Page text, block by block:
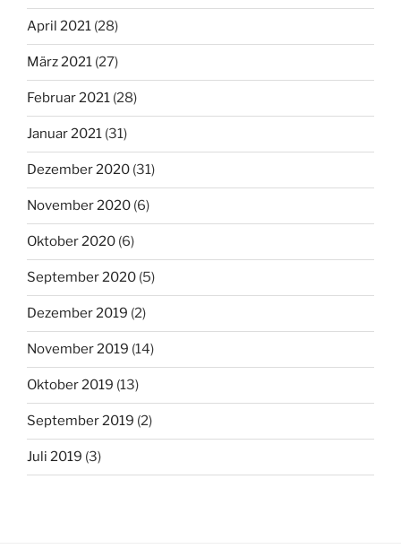
April 2021 (28)
März 2021 (27)
Februar 2021 (28)
Januar 2021 (31)
Dezember 2020 (31)
November 2020 (6)
Oktober 2020 (6)
September 2020 (5)
Dezember 2019 (2)
November 2019 (14)
Oktober 2019 (13)
September 2019 (2)
Juli 2019 (3)